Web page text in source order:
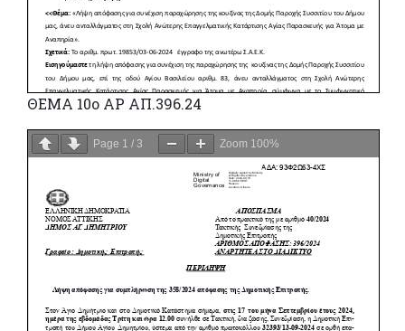
ΘΕΜΑ 10ο ΑΡ ΑΠ.396.24
Page 1 / 3 Zoom 100%